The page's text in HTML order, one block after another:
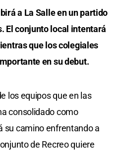
a La Salle en un partido
El conjunto local intentará
que los colegiales
en su debut.
los equipos que en las
consolidado como
su camino enfrentando a
de Recreo quiere